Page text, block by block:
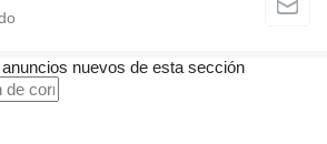
nuevos de esta sección